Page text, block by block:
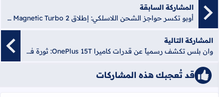
المشاركة السابقة
أوبو تكسر حواجز الشحن اللاسلكي: إطلاق Magnetic Turbo 2 بقوة 50 واط
المشاركة التالية
وان بلس تكشف رسمياً عن قدرات كاميرا OnePlus 15T: ثورة في التصوير بتقنية Lumo وزوم مذهل
قد تُعجبك هذه المشاركات